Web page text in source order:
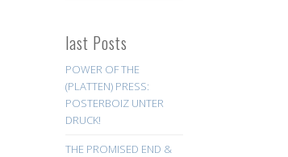
last Posts
POWER OF THE
(PLATTEN) PRESS:
POSTERBOIZ UNTER
DRUCK!
THE PROMISED END &